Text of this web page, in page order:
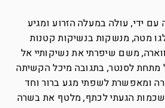
ידי, עולה במעלה הזרוע ומגיע
מטה, מנשקות בנשיקות קטנות
משם שיפרתי את נשיקותיי אל
מתחת לסנטר, בתגובה מיכל הקשיתה
ומאפשרת לשפתי מגע ברור וחד
הגעתי לכתף, מלטף את בשרה